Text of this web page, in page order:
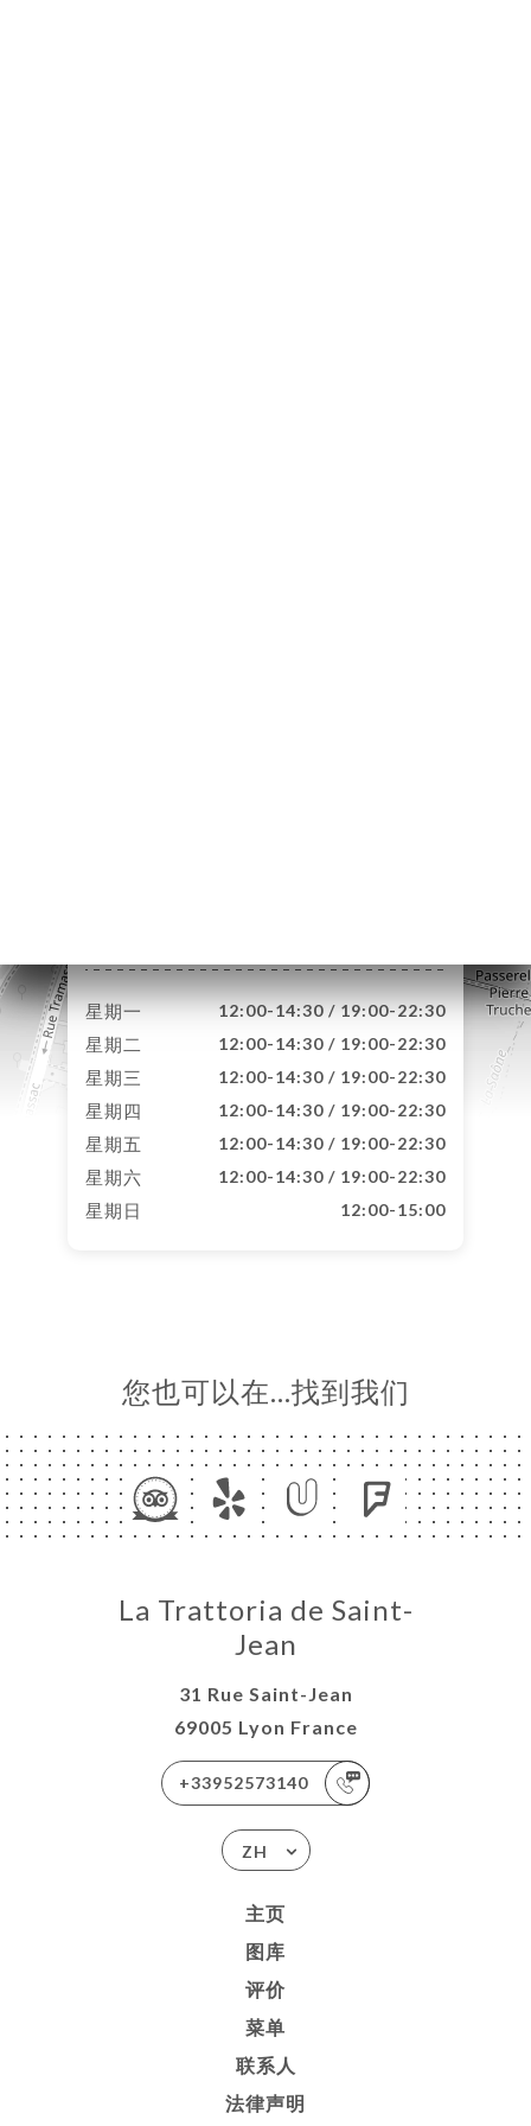
星期一 12:00-14:30 / 19:00-22:30
星期二 12:00-14:30 / 19:00-22:30
星期三 12:00-14:30 / 19:00-22:30
星期四 12:00-14:30 / 19:00-22:30
星期五 12:00-14:30 / 19:00-22:30
星期六 12:00-14:30 / 19:00-22:30
星期日 12:00-15:00
您也可以在…找到我们
La Trattoria de Saint-
Jean
31 Rue Saint-Jean
69005 Lyon France
+33952573140
ZH
主页
图库
评价
菜单
联系人
法律声明